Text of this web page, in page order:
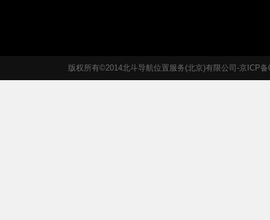
版权所有©2014北斗导航位置服务(北京)有限公司-京ICP